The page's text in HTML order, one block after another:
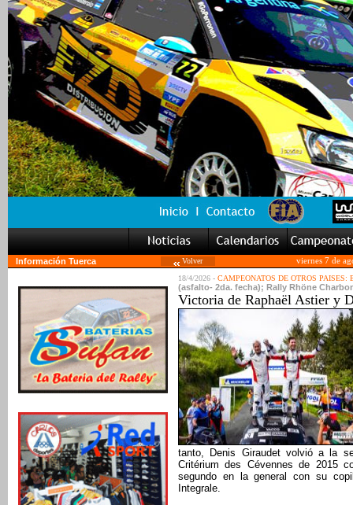
Información Tuerca Volver
viernes 7 de
18/4/2026 - CAMPEONATOS DE OTROS PAISES:
(asfalto- 2da. fecha); Rally Rhöne
Victoria de Raphaël Astier y
tanto, Denis Giraudet volvió a la
Critérium des Cévennes de 2015
segundo en la general con su
Integrale.